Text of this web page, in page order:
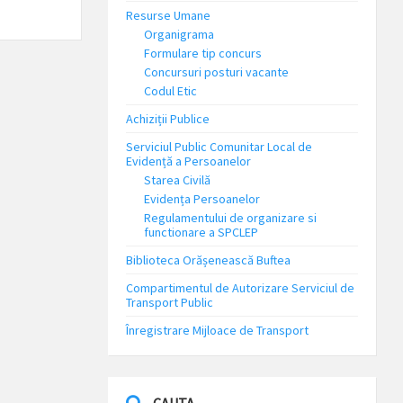
Resurse Umane
Organigrama
Formulare tip concurs
Concursuri posturi vacante
Codul Etic
Achiziții Publice
Serviciul Public Comunitar Local de
Evidență a Persoanelor
Starea Civilă
Evidența Persoanelor
Regulamentului de organizare si
functionare a SPCLEP
Biblioteca Orășenească Buftea
Compartimentul de Autorizare Serviciul de
Transport Public
Înregistrare Mijloace de Transport